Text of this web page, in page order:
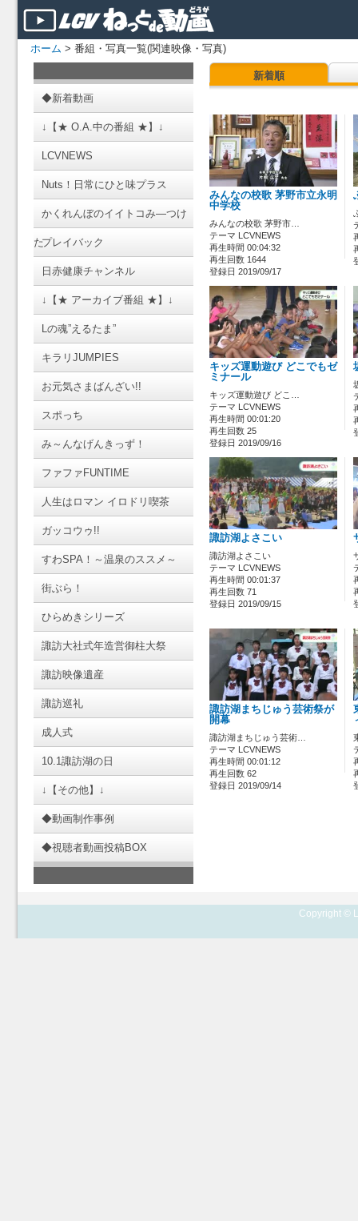
ホーム > 番組・写真一覧(関連映像・写真)
◆新着動画
↓【★ O.A.中の番組 ★】↓
LCVNEWS
Nuts！日常にひと味プラス
かくれんぼのイイトコみ―つけ
たプレイバック
日赤健康チャンネル
↓【★ アーカイブ番組 ★】↓
Lの魂”えるたま”
キラリJUMPIES
お元気さまばんざい!!
スポっち
み～んなげんきっず！
ファファFUNTIME
人生はロマン イロドリ喫茶
ガッコウゥ!!
すわSPA！～温泉のススメ～
街ぶら！
ひらめきシリーズ
諏訪大社式年造営御柱大祭
諏訪映像遺産
諏訪巡礼
成人式
10.1諏訪湖の日
↓【その他】↓
◆動画制作事例
◆視聴者動画投稿BOX
新着順
みんなの校歌 茅野市立永明
中学校
みんなの校歌 茅野市…
テーマ LCVNEWS
再生時間 00:04:32
再生回数 1644
登録日 2019/09/17
キッズ運動遊び どこでもゼ
ミナール
キッズ運動遊び どこ…
テーマ LCVNEWS
再生時間 00:01:20
再生回数 25
登録日 2019/09/16
諏訪湖よさこい
諏訪湖よさこい
テーマ LCVNEWS
再生時間 00:01:37
再生回数 71
登録日 2019/09/15
諏訪湖まちじゅう芸術祭が
開幕
諏訪湖まちじゅう芸術…
テーマ LCVNEWS
再生時間 00:01:12
再生回数 62
登録日 2019/09/14
Copyright ©